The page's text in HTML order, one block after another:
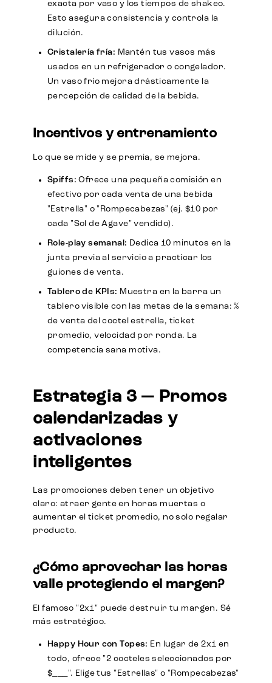
exacta por vaso y los tiempos de shakeo.
Esto asegura consistencia y controla la
dilución.
Cristalería fría: Mantén tus vasos más
usados en un refrigerador o congelador.
Un vaso frío mejora drásticamente la
percepción de calidad de la bebida.
Incentivos y entrenamiento
Lo que se mide y se premia, se mejora.
Spiffs: Ofrece una pequeña comisión en
efectivo por cada venta de una bebida
"Estrella" o "Rompecabezas" (ej. $10 por
cada "Sol de Agave" vendido).
Role-play semanal: Dedica 10 minutos en la
junta previa al servicio a practicar los
guiones de venta.
Tablero de KPIs: Muestra en la barra un
tablero visible con las metas de la semana: %
de venta del coctel estrella, ticket
promedio, velocidad por ronda. La
competencia sana motiva.
Estrategia 3 — Promos
calendarizadas y
activaciones
inteligentes
Las promociones deben tener un objetivo
claro: atraer gente en horas muertas o
aumentar el ticket promedio, no solo regalar
producto.
¿Cómo aprovechar las horas
valle protegiendo el margen?
El famoso "2x1" puede destruir tu margen. Sé
más estratégico.
Happy Hour con Topes: En lugar de 2x1 en
todo, ofrece "2 cocteles seleccionados por
$___". Elige tus "Estrellas" o "Rompecabezas"